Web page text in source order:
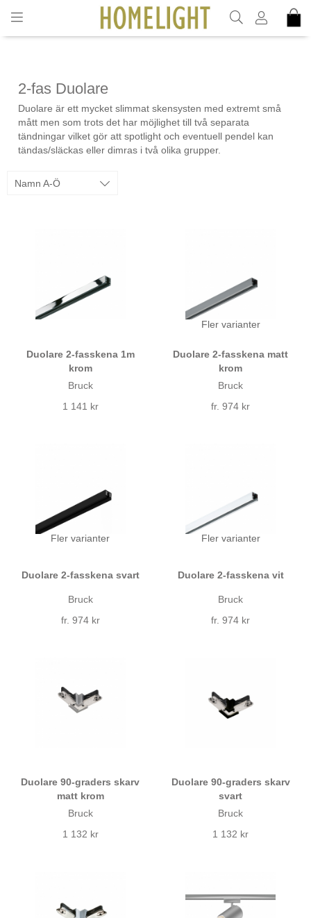
INKL. MOMS
2-fas Duolare
Duolare är ett mycket slimmat skensysten med extremt små
mått men som trots det har möjlighet till två separata
tändningar vilket gör att spotlight och eventuell pendel kan
tändas/släckas eller dimras i två olika grupper.
Namn A-Ö
Duolare 2-fasskena 1m
krom
Bruck
1 141 kr
Fler varianter
Duolare 2-fasskena matt
krom
Bruck
fr. 974 kr
Fler varianter
Duolare 2-fasskena svart
Bruck
fr. 974 kr
Fler varianter
Duolare 2-fasskena vit
Bruck
fr. 974 kr
Duolare 90-graders skarv
matt krom
Bruck
1 132 kr
Duolare 90-graders skarv
svart
Bruck
1 132 kr